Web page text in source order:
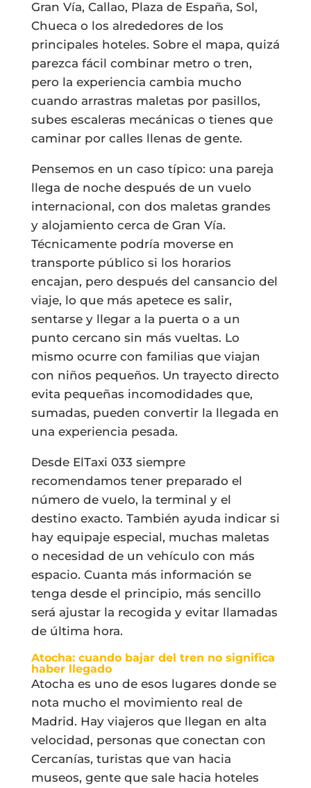
Gran Vía, Callao, Plaza de España, Sol,
Chueca o los alrededores de los
principales hoteles. Sobre el mapa, quizá
parezca fácil combinar metro o tren,
pero la experiencia cambia mucho
cuando arrastras maletas por pasillos,
subes escaleras mecánicas o tienes que
caminar por calles llenas de gente.
Pensemos en un caso típico: una pareja
llega de noche después de un vuelo
internacional, con dos maletas grandes
y alojamiento cerca de Gran Vía.
Técnicamente podría moverse en
transporte público si los horarios
encajan, pero después del cansancio del
viaje, lo que más apetece es salir,
sentarse y llegar a la puerta o a un
punto cercano sin más vueltas. Lo
mismo ocurre con familias que viajan
con niños pequeños. Un trayecto directo
evita pequeñas incomodidades que,
sumadas, pueden convertir la llegada en
una experiencia pesada.
Desde ElTaxi 033 siempre
recomendamos tener preparado el
número de vuelo, la terminal y el
destino exacto. También ayuda indicar si
hay equipaje especial, muchas maletas
o necesidad de un vehículo con más
espacio. Cuanta más información se
tenga desde el principio, más sencillo
será ajustar la recogida y evitar llamadas
de última hora.
Atocha: cuando bajar del tren no significa
haber llegado
Atocha es uno de esos lugares donde se
nota mucho el movimiento real de
Madrid. Hay viajeros que llegan en alta
velocidad, personas que conectan con
Cercanías, turistas que van hacia
museos, gente que sale hacia hoteles